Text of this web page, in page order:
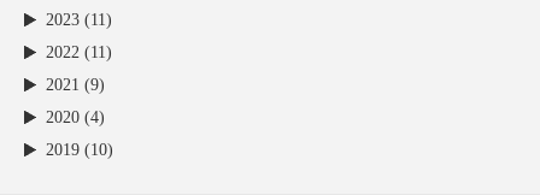
2023 (11)
2022 (11)
2021 (9)
2020 (4)
2019 (10)